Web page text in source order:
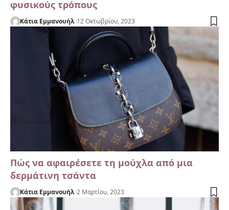
φυσικούς τρόπους
Κάτια Εμμανουήλ 12 Οκτωβρίου, 2023
Πώς να αφαιρέσετε τη μούχλα από μια
δερμάτινη τσάντα
Κάτια Εμμανουήλ 2 Μαρτίου, 2023